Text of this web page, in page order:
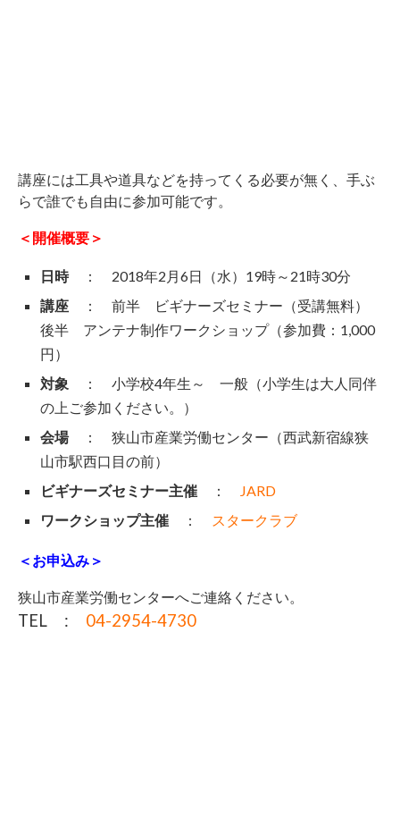
講座には工具や道具などを持ってくる必要が無く、手ぶ
らで誰でも自由に参加可能です。
＜開催概要＞
日時： 2018年2月6日（水）19時～21時30分
講座 ： 前半 ビギナーズセミナー（受講無料）
後半 アンテナ制作ワークショップ（参加費：1,000
円）
対象 ： 小学校4年生～ 一般（小学生は大人同伴
の上ご参加ください。）
会場： 狭山市産業労働センター（西武新宿線狭
山市駅西口目の前）
ビギナーズセミナー主催 ： JARD
ワークショップ主催 ： スタークラブ
＜お申込み＞
狭山市産業労働センターへご連絡ください。
TEL : 04-2954-4730